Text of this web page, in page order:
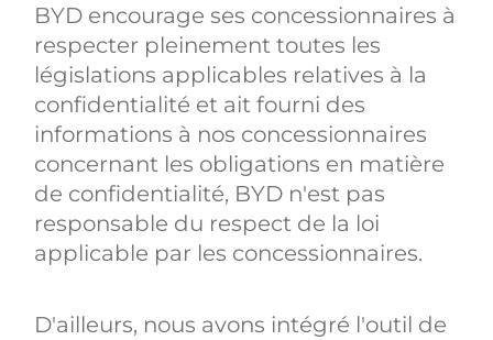
BYD encourage ses concessionnaires à
respecter pleinement toutes les
législations applicables relatives à la
confidentialité et ait fourni des
informations à nos concessionnaires
concernant les obligations en matière
de confidentialité, BYD n'est pas
responsable du respect de la loi
applicable par les concessionnaires.
D'ailleurs, nous avons intégré l'outil de